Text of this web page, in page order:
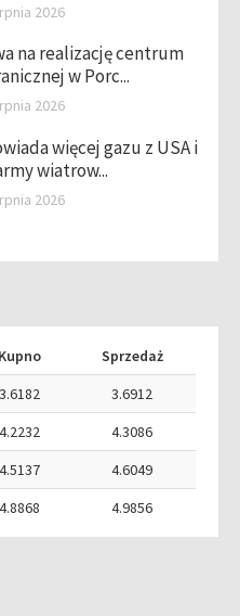
2026
na realizację centrum
w Porc...
2026
więcej gazu z USA i
wiatrow...
2026
Kupno
Sprzedaż
3.6182
3.6912
4.2232
4.3086
4.5137
4.6049
4.8868 4.9856